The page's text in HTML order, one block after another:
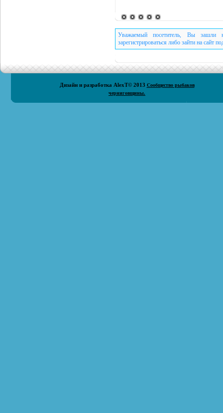
Уважаемый посетитель, Вы зашли
зарегистрироваться либо зайти на сайт
Дизайн и разработка AlexT© 2013 Сообщество рыбаков
черниговщины.